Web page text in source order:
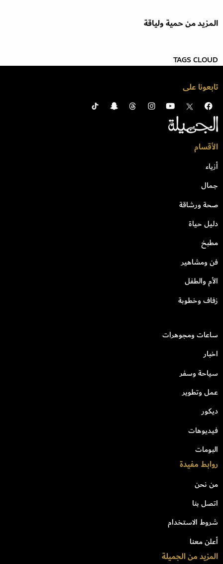
المزيد من حمية ولياقة
TAGS CLOUD
تابعونا على
الأقسام
أزياء
جمال
صحة ورشاقة
دليل حياة
مطبخ
فن ومشاهير
الأم والطفل
زفاف وخطوبة
ساعات ومجوهرات
اخبار
سياحة وسفر
عمل وتطوير
ديكور
فيديوهات
البومات
روابط مفيدة
من نحن
اتصل بنا
شروط الاستخدام
أعلن معنا
المزيد من الجميلة